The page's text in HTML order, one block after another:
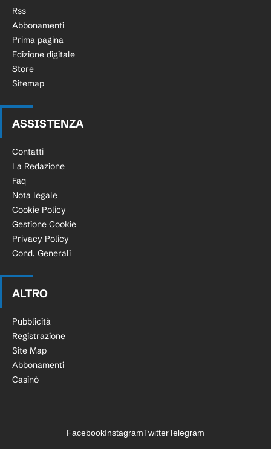
Rss
Abbonamenti
Prima pagina
Edizione digitale
Store
Sitemap
ASSISTENZA
Contatti
La Redazione
Faq
Nota legale
Cookie Policy
Gestione Cookie
Privacy Policy
Cond. Generali
ALTRO
Pubblicità
Registrazione
Site Map
Abbonamenti
Casinò
FacebookInstagramTwitterTelegram